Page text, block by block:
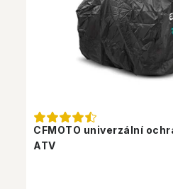
CFMOTO univerzální
ATV